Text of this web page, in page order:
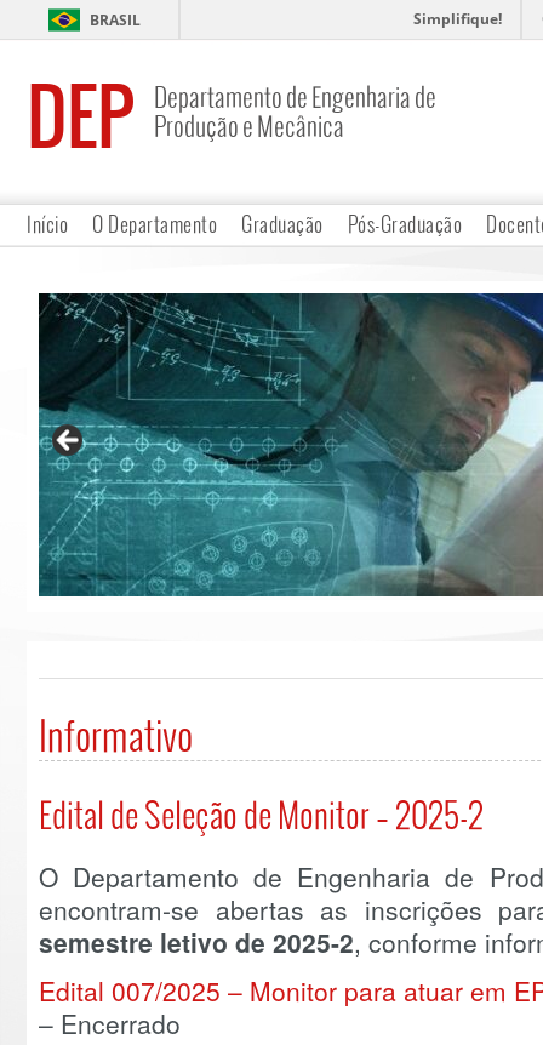
BRASIL Simplifique!
DEP
Departamento de Engenharia de
Produção e Mecânica
Início O Departamento Graduação Pós-Graduação
Informativo
Edital de Seleção de Monitor – 2025-2
O Departamento de Engenharia de
encontram-se abertas as inscrições
semestre letivo de 2025-2, conforme
Edital 007/2025 – Monitor para atuar em
– Encerrado